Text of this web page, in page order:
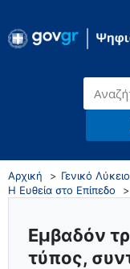
Αρχική Γενικό Λύκειο
Η Ευθεία στο Επίπεδο
Εμβαδόν
τύπος,